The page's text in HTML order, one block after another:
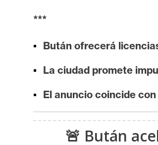
s
s
o
t
a
***
Bután ofrecerá
La ciudad promete
El anuncio coincide
🚨 Bután